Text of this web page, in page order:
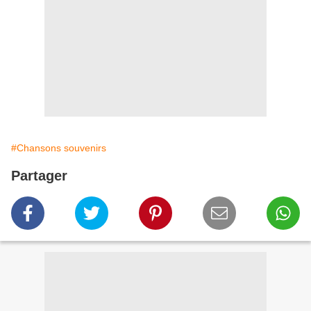
#Chansons souvenirs
Partager